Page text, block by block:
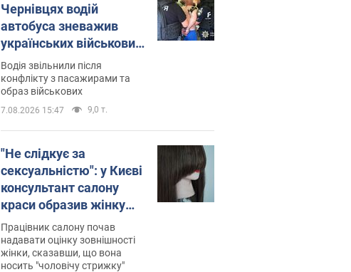
Чернівцях водій
автобуса зневажив
українських військових
і поплатився. Відео
Водія звільнили після
конфлікту з пасажирами та
образ військових
7.08.2026 15:47 9,0 т.
"Не слідкує за
сексуальністю": у Києві
консультант салону
краси образив жінку
після хімієтерапії,
розгорівся скандал.
Фото
Працівник салону почав
надавати оцінку зовнішності
жінки, сказавши, що вона
носить "чоловічу стрижку"